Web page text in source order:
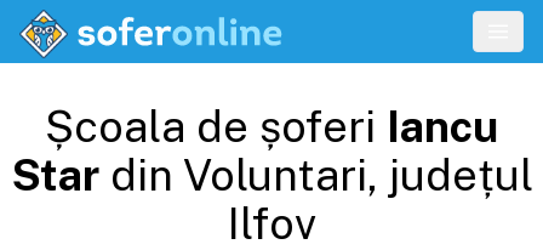
Școala de șoferi Iancu
Stardin Voluntari, județul
Ilfov